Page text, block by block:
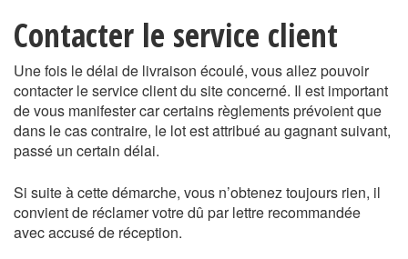
Contacter le service client
Une fois le délai de livraison écoulé, vous allez pouvoir
contacter le service client du site concerné. Il est important
de vous manifester car certains règlements prévoient que
dans le cas contraire, le lot est attribué au gagnant suivant,
passé un certain délai.
Si suite à cette démarche, vous n’obtenez toujours rien, il
convient de réclamer votre dû par lettre recommandée
avec accusé de réception.